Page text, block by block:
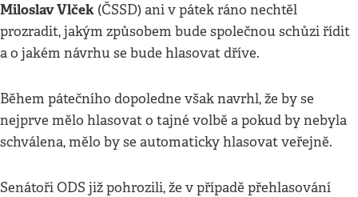
Miloslav Vlček (ČSSD) ani v pátek ráno nechtěl
prozradit, jakým způsobem bude společnou schůzi řídit
a o jakém návrhu se bude hlasovat dříve.
Během pátečního dopoledne však navrhl, že by se
nejprve mělo hlasovat o tajné volbě a pokud by nebyla
schválena, mělo by se automaticky hlasovat veřejně.
Senátoři ODS již pohrozili, že v případě přehlasování